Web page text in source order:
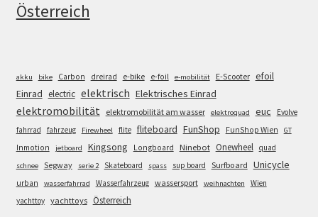
Österreich
akku bike Carbon dreirad e-bike e-foil e-mobilität E-Scooter efoil
Einrad electric elektrisch Elektrisches Einrad
elektromobilität elektromobilität am wasser elektroquad euc
Evolve
fahrrad
fahrzeug Firewheel flite fliteboard FunShop FunShop Wien GT
Inmotion jetboard Kingsong Longboard Ninebot Onewheel quad
schnee Segway serie 2 Skateboard spass sup board Surfboard Unicycle
urban wasserfahrrad Wasserfahrzeug wassersport weihnachten
Wien
yachttoy yachttoys Österreich